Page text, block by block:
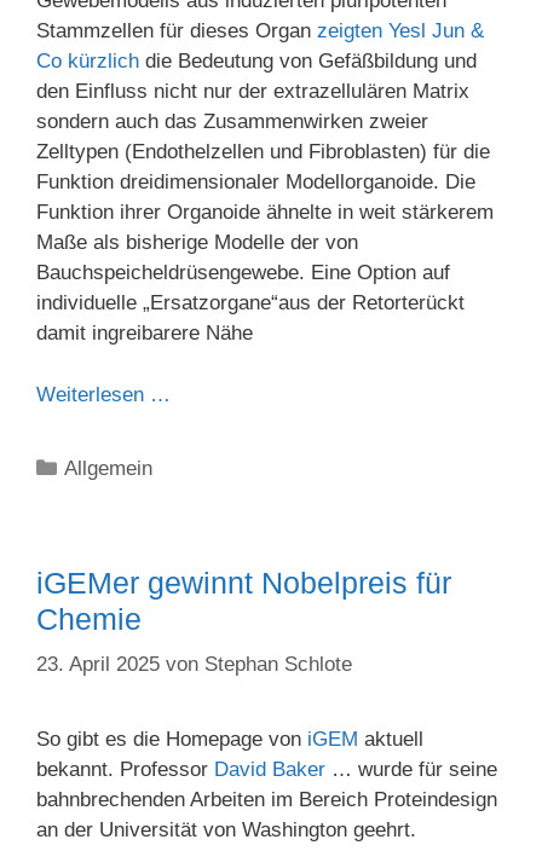
Stammzellen für dieses Organ zeigten Yesl Jun &
Co kürzlich die Bedeutung von Gefäßbildung und
den Einfluss nicht nur der extrazellulären Matrix
sondern auch das Zusammenwirken zweier
Zelltypen (Endothelzellen und Fibroblasten) für die
Funktion dreidimensionaler Modellorganoide. Die
Funktion ihrer Organoide ähnelte in weit stärkerem
Maße als bisherige Modelle der von
Bauchspeicheldrüsengewebe. Eine Option auf
individuelle „Ersatzorgane“aus der Retorterückt
damit ingreibarere Nähe
Weiterlesen …
Kategorien
Allgemein
iGEMer gewinnt Nobelpreis für
Chemie
23. April 2025 von Stephan Schlote
So gibt es die Homepage von iGEM aktuell
bekannt. Professor David Baker … wurde für seine
bahnbrechenden Arbeiten im Bereich Proteindesign
an der Universität von Washington geehrt.